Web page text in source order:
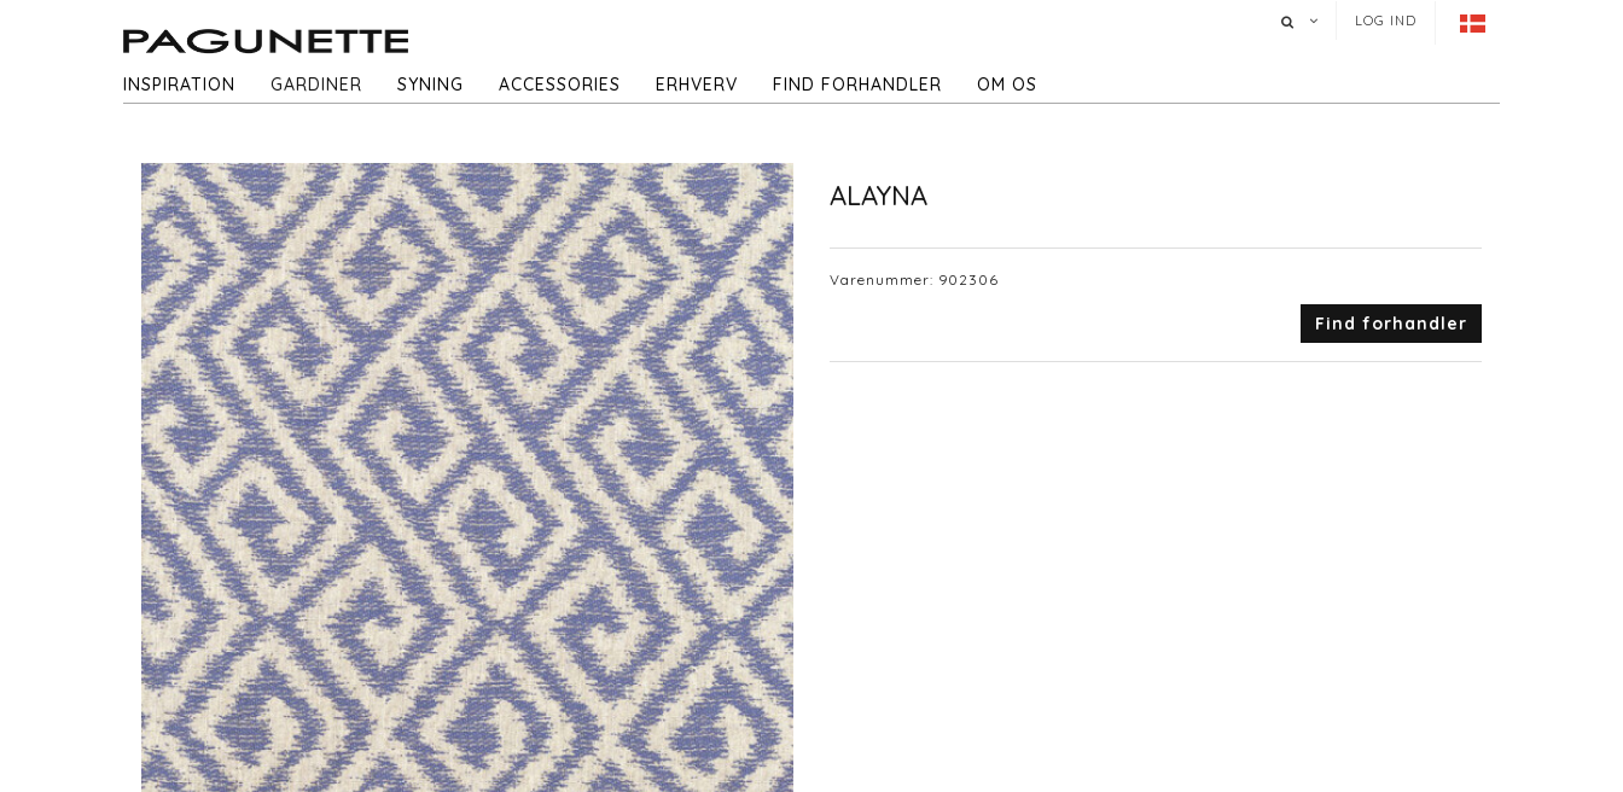
LOG IND
INSPIRATION GARDINER SYNING ACCESSORIES ERHVERV FIND FORHANDLER OM OS
ALAYNA
Varenummer: 902306
Find forhandler